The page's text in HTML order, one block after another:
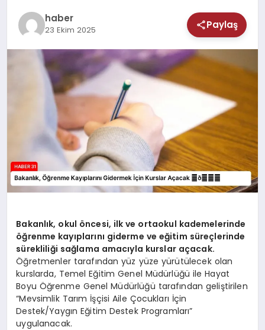
haber
23 Ekim 2025 Paylaş
Bakanlık, okul öncesi, ilk ve ortaokul kademelerinde
öğrenme kayıplarını giderme ve eğitim süreçlerinde
sürekliliği sağlama amacıyla kurslar açacak.
Öğretmenler tarafından yüz yüze yürütülecek olan
kurslarda, Temel Eğitim Genel Müdürlüğü ile Hayat
Boyu Öğrenme Genel Müdürlüğü tarafından geliştirilen
“Mevsimlik Tarım İşçisi Aile Çocukları İçin
Destek/Yaygın Eğitim Destek Programları”
uygulanacak.